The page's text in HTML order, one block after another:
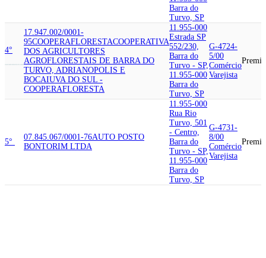
Barra do
Turvo, SP
4°
17.947.002/0001-
95COOPERAFLORESTACOOPERATIVA
DOS AGRICULTORES
AGROFLORESTAIS DE BARRA DO
TURVO, ADRIANOPOLIS E
BOCAIUVA DO SUL -
COOPERAFLORESTA
11.955-000
Estrada SP
552/230,
Barra do
Turvo - SP,
11.955-000
Barra do
Turvo, SP
G-4724-
5/00
Comércio
Varejista
5°
07.845.067/0001-76AUTO POSTO
BONTORIM LTDA
11.955-000
Rua Rio
Turvo, 501
- Centro,
Barra do
Turvo - SP,
11.955-000
Barra do
Turvo, SP
G-4731-
8/00
Comércio
Varejista